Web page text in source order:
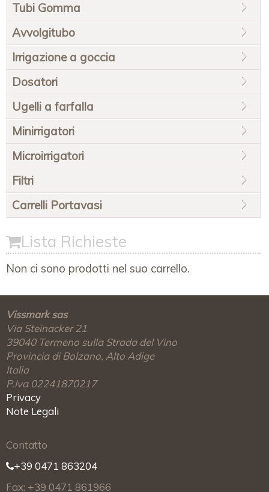
Tubi Gomma
Avvolgitubo
Irrigazione a goccia
Dosatori
Ugelli a farfalla
Minirrigatori
Microirrigatori
Filtri
Carrelli Portavasi
Lista Richieste
Non ci sono prodotti nel suo carrello.
Vissmark sas
Via Steinacker 21
39040 Termeno sulla Strada del Vino
Provincia di Bolzano, Alto Adige
Italia
P.Iva 02241870217
Privacy
Note Legali
Contatto
+39 0471 863204
Fax: +39 0471 861966